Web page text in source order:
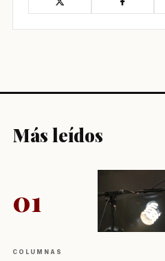
Más leídos
01
COLUMNAS